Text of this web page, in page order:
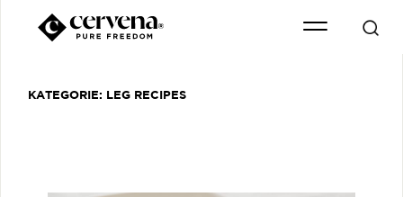
KATEGORIE: LEG RECIPES